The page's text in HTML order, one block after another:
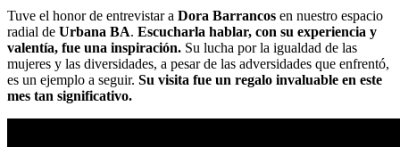
Tuve el honor de entrevistar a Dora Barrancos en nuestro espacio
radial de Urbana BA. Escucharla hablar, con su experiencia y
valentía, fue una inspiración. Su lucha por la igualdad de las
mujeres y las diversidades, a pesar de las adversidades que enfrentó,
es un ejemplo a seguir. Su visita fue un regalo invaluable en este
mes tan significativo.